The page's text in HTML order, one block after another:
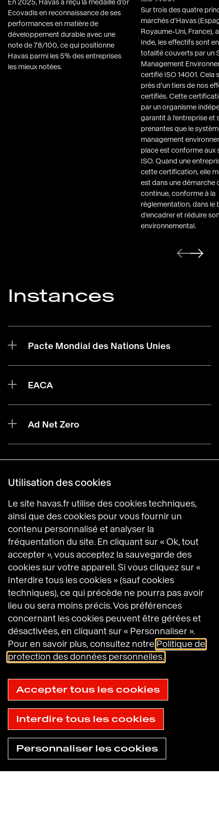
En 2025, Havas a reçu la médaille d’or
Ecovadis en reconnaissance de ses
performances en matière de
développement durable avec une
note de 78/100, ce qui positionne
Havas parmi les 5% des entreprises
les mieux notées.
Sur trois des quatre
marchés d'Havas
Royaume-Uni, France),
Inde, les effectifs sont
totalité couverts par un
Management
certifié ISO 14001. Cela
près d'un tiers de nos
certifiés. Cette
par un organisme
garantit à l'entreprise et
prenantes que le
management
place est conforme aux
ISO. Quand une
cette certification, elle
est dans une démarche
continue, conforme à la
règlementation, dans le
d'encadrer et réduire
environnemental.
Diapositive suivante
Instances
Pacte Mondial des Nations Unies
EACA
Ad Net Zero
Trouver une
agence
Besoin d'aide
maintenant ?
Havas Villages
Science of Desire
Meaningful Brands
Prosumer Reports
Havas sur LinkedIn
Havas sur Instagram
Havas sur DailyMotion
Mentions légales
Conditions générales d’utilisation
Politique en matière de cookies
Politique de protection des données
personnelles
Plan du site
Utilisation des cookies
Le site havas.fr utilise des cookies techniques,
ainsi que des cookies pour vous fournir un
contenu personnalisé et analyser la
fréquentation du site. En cliquant sur « Ok, tout
accepter », vous acceptez la sauvegarde des
cookies sur votre appareil. Si vous cliquez sur «
Interdire tous les cookies » (sauf cookies
techniques), ce qui précède ne pourra pas avoir
lieu ou sera moins précis. Vos préférences
concernant les cookies peuvent être gérées et
désactivées, en cliquant sur « Personnaliser ».
Pour en savoir plus, consultez notre Politique de
protection des données personnelles.
Accepter tous les cookies
Interdire tous les cookies
Personnaliser les cookies